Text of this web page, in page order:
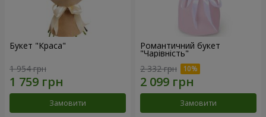
Букет "Краса"
1 954 грн
Замовити
Романтичний букет
"Чарівність"
2 332 грн
Замовити